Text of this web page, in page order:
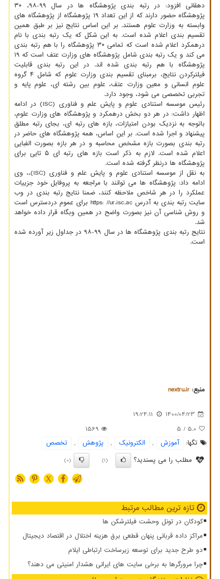
دهقانی افزود: در رتبه بندی پژوهشگاه ­ها در سال ۹۹-۹۸، ۳۰
پژوهشگاه حضور دارند که از این تعداد ۱۹ پژوهشگاه از پژوهشگاه­ های
وابسته به وزارت علوم هستند. بر این اساس نتایج نیز بر طبق همین
تقسیم بندی اعلام شده است. به این شکل که یک رتبه بندی با نام
درهمکرد اعلام شده است که تمامی ۳۰ پژوهشگاه را با هم رتبه بندی
می کند و یک رتبه بندی شامل پژوهشگاه­ های وزارت عتف است که ۱۹
پژوهشگاه با هم رتبه بندی شده اند. در این رتبه بندی قابلیت
فیلترکردن نتایج، برمبنای تقسیم بندی وزارت علوم که شامل ۴ گروه
علوم انسانی و معین وزارت عتف، علوم بین رشته ­ای، علوم پایه و
تجربی تخصصی می­ شود، وجود دارد.
رئیس موسسه استنادی علوم و پایش علم و فناوری (ISC) در ادامه
اظهار داشت: در هر دو بخش درهمکرد و پژوهشگاه های وزارت علوم،
باتوجه به نزدیک بودن امتیازات، بازه ­های رتبه ای، بجای رتبه مطلق
پیشنهاد و اجرا شده است. بر این اساس، همه پژوهشگاه های حاضر در
رتبه بندی بصورت بازه­ مشخص محاسبه و در هر بازه بصورت الفبایی
اعلام شده است. لازم به ذکر است بازه های رتبه ای ۵ تایی برای
پژوهشگاه ها درنظر گرفته شده است.
به نقل از موسسه استنادی علوم و پایش علم و فناوری (ISC)،، وی
ادامه داد: پژوهشگاه ها می توانند با مراجعه به پروفایل خود جزییات
عملکرد را در هر شاخص ملاحظه کنند، ضمنا نتایج رتبه بندی در وب
سایت رتبه بندی به آدرس https: //ur.isc.ac برای عموم دردسترس است
و روش شناسی آن نیز بصورت واضح در همین وبگاه قرار داده خواهد
شد.
نتایج رتبه بندی پژوهشگاه ها در سال ۹۹-۹۸ در جداول زیر آورده شده
است.
منبع: nextru.ir
1400/04/23
19:24:11
5.0
/ 5
1569
تگها:
آموزش , الكترونیك , پژوهش ,
تخصص
مطلب را می پسندید؟
(1)
(0)
X
تازه ترین مطالب مرتبط
کودکان در تونل وحشت فیلترشکن ها
مراکز داده قربانی پنهان قطعی برق هزینه اختلال در اقتصاد دیجیتال
دو طرح جدید برای توسعه زیرساخت ارتباطی ایلام
چرا مرورگرها به برخی سایت های ایرانی هشدار امنیتی می دهند؟